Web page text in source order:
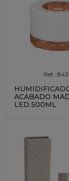
Ref.:
ACABADO
LED 500ML